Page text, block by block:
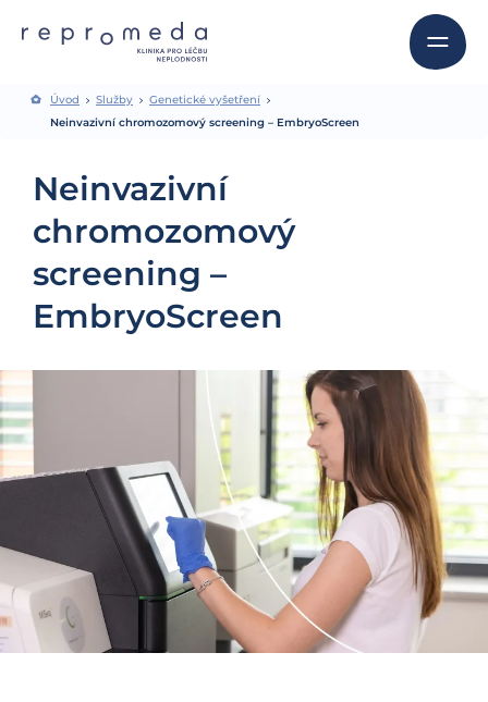
Úvod Služby
Genetické vyšetření
Neinvazivní chromozomový screening – EmbryoScreen
Neinvazivní
chromozomový
screening –
EmbryoScreen